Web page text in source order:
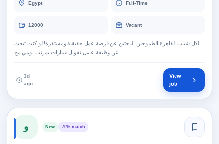
Egypt Full-Time
12000 Vacant
لكل شباب القاهرة الطموحين الباحثين عن فرصة عمل حقيقية ومستقرة! لو كنت تبحث
3d
ago
View
job
و New 70% match